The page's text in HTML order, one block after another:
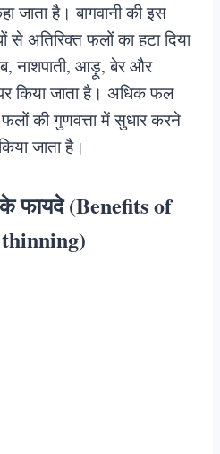
जाता है। बागवानी की इस
अतिरिक्त फलों का हटा दिया
नाशपाती, आड़ू, बेर और
किया जाता है। अधिक फल
की गुणवत्ता में सुधार करने
जाता है।
फायदे (Benefits of